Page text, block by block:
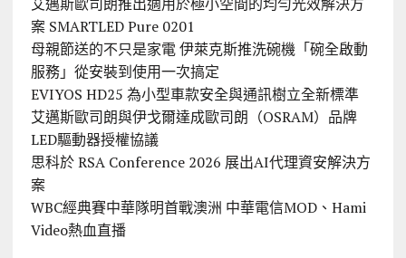
案 SMARTLED Pure 0201
母親節送的不只是家電 伊萊克斯推洗碗機「碗全啟動
服務」從安裝到使用一次搞定
EVIYOS HD25 為小型車款安全與通訊樹立全新標準
艾邁斯歐司朗與伊戈爾達成歐司朗（OSRAM）品牌
LED驅動器授權協議
思科於 RSA Conference 2026 展出AI代理資安解決方
案
WBC經典賽中華隊明首戰澳洲 中華電信MOD、Hami
Video熱血直播